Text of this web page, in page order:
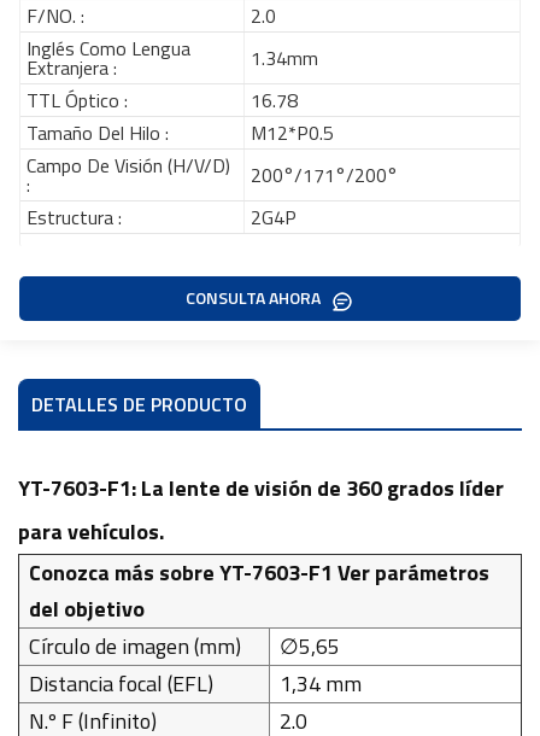
F/NO. :
2.0
Inglés Como Lengua
Extranjera :
1.34mm
TTL Óptico :
16.78
Tamaño Del Hilo :
M12*P0.5
Campo De Visión (H/V/D)
:
200°/171°/200°
Estructura :
2G4P
CONSULTA AHORA
DETALLES DE PRODUCTO
YT-7603-F1: La lente de visión de 360 ​​grados líder
para vehículos.
Conozca más sobre YT-7603-F1 Ver parámetros
del objetivo
Círculo de imagen (mm)
∅5,65
Distancia focal (EFL)
1,34 mm
N.º F (Infinito)
2.0